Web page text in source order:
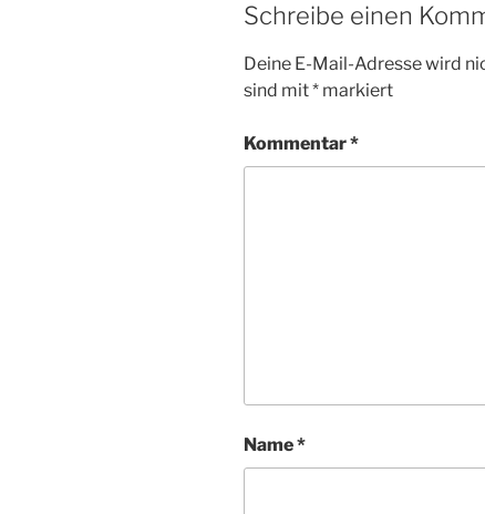
Schreibe einen
Deine E-Mail-Adresse wird
sind mit* markiert
Kommentar*
Name*